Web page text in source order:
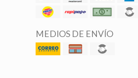
MEDIOS DE ENVÍO